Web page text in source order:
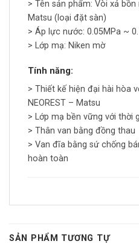
> Tên sản phẩm: Vòi xả
Matsu (loại đặt sàn)
> Áp lực nước: 0.05MPa ~
> Lớp mạ: Niken mờ
Tính năng:
> Thiết kế hiện đại hài hòa
NEOREST – Matsu
> Lớp mạ bền vững với thời
> Thân van bằng đồng thau
> Van đĩa bằng sứ chống
hoàn toàn
SẢN PHẨM TƯƠNG TỰ